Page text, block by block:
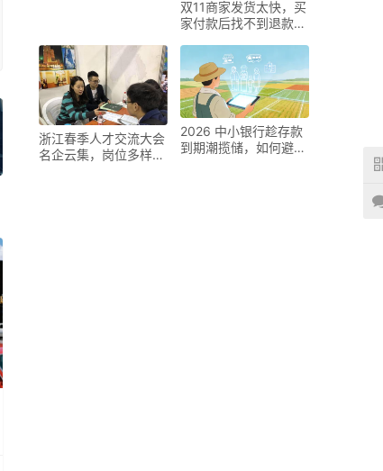
双11商家发货太快，买
家付款后找不到退款入
浙江春季人才交流大会
名企云集，岗位多样，
2026 中小银行趁存款
到期潮揽储，如何避免